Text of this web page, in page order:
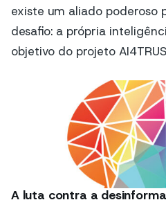
existe um aliado poderoso
desafio: a própria
objetivo do projeto
A luta contra a